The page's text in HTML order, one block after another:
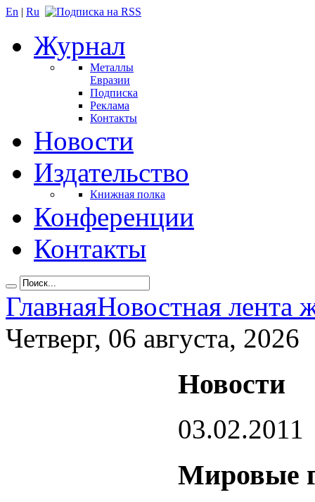
En | Ru
Журнал
Металлы
Евразии
Подписка
Реклама
Контакты
Новости
Издательство
Книжная полка
Конференции
Контакты
ГлавнаяНовостная лента
Четверг, 06 августа, 2026
Новости
03.02.2011
Мировые